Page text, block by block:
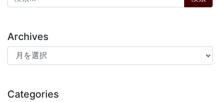
Archives
Archives
Categories